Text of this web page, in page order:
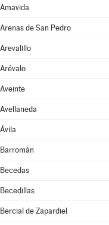
Amavida
Arenas de San Pedro
Arevalillo
Arévalo
Aveinte
Avellaneda
Ávila
Barromán
Becedas
Becedillas
Bercial de Zapardiel